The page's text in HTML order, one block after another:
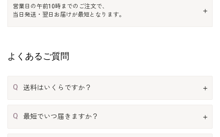
営業日の午前10時までのご注文で、
当日発送・翌日お届けが最短となります。
よくあるご質問
Q 送料はいくらですか？
Q 最短でいつ届きますか？